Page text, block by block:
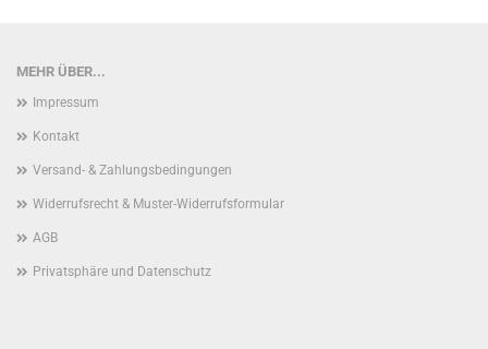
MEHR ÜBER...
Impressum
Kontakt
Versand- & Zahlungsbedingungen
Widerrufsrecht & Muster-Widerrufsformular
AGB
Privatsphäre und Datenschutz